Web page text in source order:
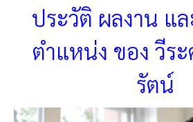
ประวัติ ผลงาน แล
ตำแหน่ง ของ วีร
รัตน์